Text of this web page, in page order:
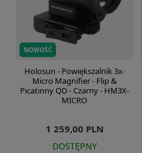
NOWOŚĆ
Holosun - Powiększalnik 3x-
Micro Magnifier - Flip &
Picatinny QD - Czarny - HM3X-
MICRO
1 259,00 PLN
DOSTĘPNY